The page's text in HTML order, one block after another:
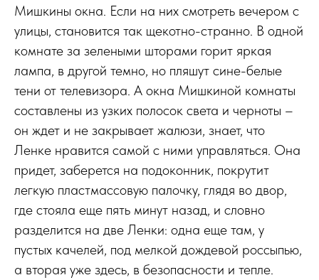
Мишкины окна. Если на них смотреть вечером с
улицы, становится так щекотно-странно. В одной
комнате за зелеными шторами горит яркая
лампа, в другой темно, но пляшут сине-белые
тени от телевизора. А окна Мишкиной комнаты
составлены из узких полосок света и черноты –
он ждет и не закрывает жалюзи, знает, что
Ленке нравится самой с ними управляться. Она
придет, заберется на подоконник, покрутит
легкую пластмассовую палочку, глядя во двор,
где стояла еще пять минут назад, и словно
разделится на две Ленки: одна еще там, у
пустых качелей, под мелкой дождевой россыпью,
а вторая уже здесь, в безопасности и тепле.